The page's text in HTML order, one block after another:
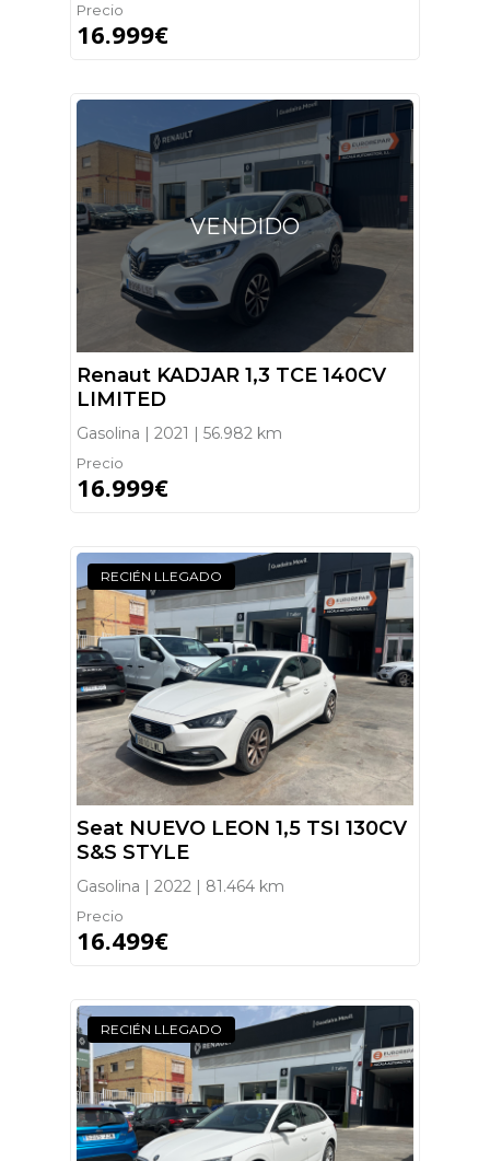
Precio
16.999€
VENDIDO
Renaut KADJAR 1,3 TCE 140CV
LIMITED
Gasolina | 2021 | 56.982 km
Precio
16.999€
RECIÉN LLEGADO
Seat NUEVO LEON 1,5 TSI 130CV
S&S STYLE
Gasolina | 2022 | 81.464 km
Precio
16.499€
RECIÉN LLEGADO